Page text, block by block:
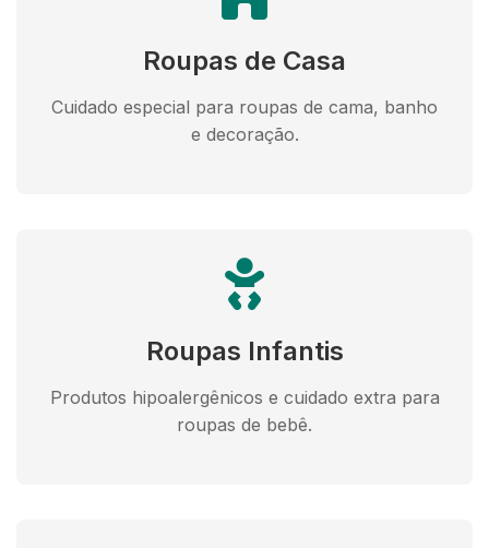
Roupas de Casa
Cuidado especial para roupas de cama, banho
e decoração.
Roupas Infantis
Produtos hipoalergênicos e cuidado extra para
roupas de bebê.